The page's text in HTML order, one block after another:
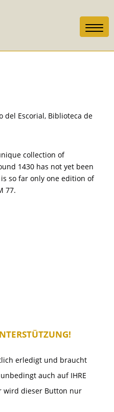
del Escorial, Biblioteca de
collection of
1430 has not yet been
so far only one edition of
77.
erledigt und braucht
auch auf IHRE
wird dieser Button nur